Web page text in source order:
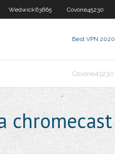
Wedwick63665 Covone45230
Best VPN 2020
Covone45230
chromecast